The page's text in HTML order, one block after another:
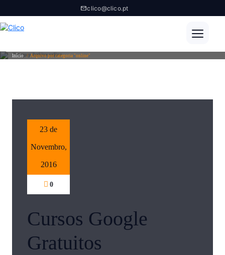
clico@clico.pt
Category Archive online
Início / Arquivo por categoria "online"
23 de
Novembro,
2016
0
Cursos Google
Gratuitos